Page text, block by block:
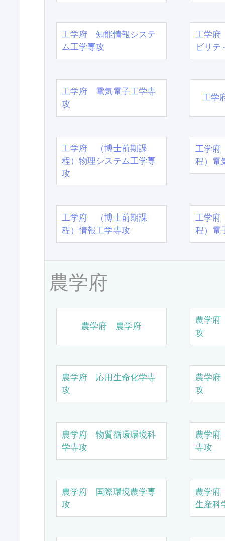
工学府 知能情報システ
ム工学専攻
工学府
ビリテ
工学府 電気電子工学専
攻
工学
工学府 （博士前期課
程）物理システム工学専
攻
工学
程）電
工学府 （博士前期課
程）情報工学専攻
工学
程）電
農学府
農学府 農学府
農学
攻
農学府 応用生命化学専
攻
農学
攻
農学府 物質循環環境科
学専攻
農学
専攻
農学府 国際環境農学専
攻
農学
生産科